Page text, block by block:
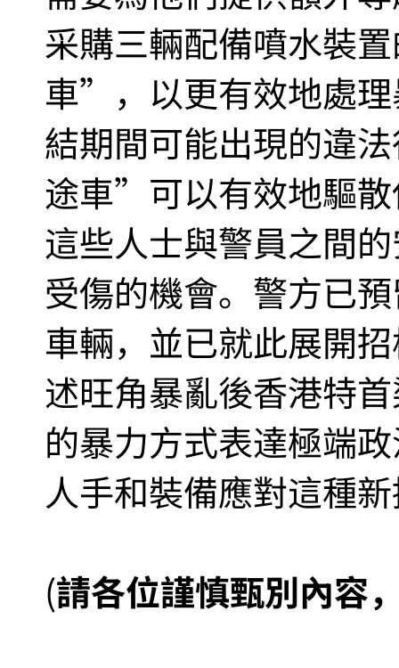
采購三輛配備噴水裝
車”，以更有效地處
結期間可能出現的違
途車”可以有效地驅
這些人士與警員之間
受傷的機會。警方已
車輛，並已就此展開
述旺角暴亂後香港特
的暴力方式表達極端
人手和裝備應對這種
(請各位謹慎甄別內容